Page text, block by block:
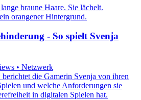
- So spielt Svenja
• Netzwerk
die Gamerin Svenja von ihren
und welche Anforderungen sie
in digitalen Spielen hat.